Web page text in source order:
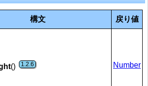
構文
戻り値
() 1.2.6 Number